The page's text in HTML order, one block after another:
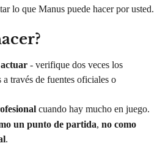
lo que Manus puede hacer por usted.
- verifique dos veces los
a través de fuentes oficiales o
cuando hay mucho en juego.
un punto de partida, no como
.